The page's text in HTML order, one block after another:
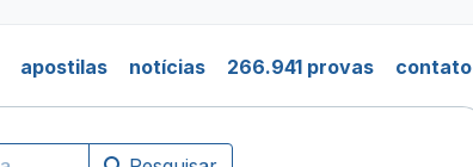
apostilas notícias 266.941 provas contato